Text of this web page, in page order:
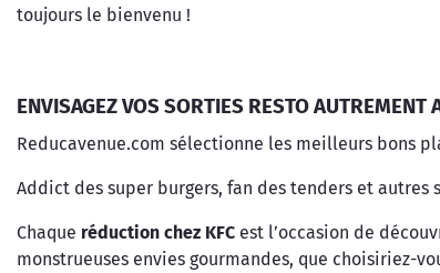
toujours le bienvenu !
ENVISAGEZ VOS SORTIES RESTO AUTREMENT
Reducavenue.com sélectionne les meilleurs bons
Addict des super burgers, fan des tenders et
Chaque réduction chez KFC est l’occasion de
monstrueuses envies gourmandes, que choisiriez-